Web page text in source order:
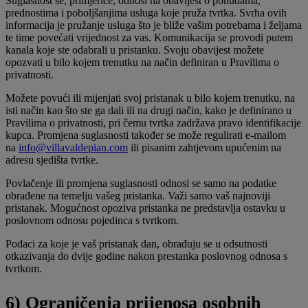
prednostima i poboljšanjima usluga koje pruža tvrtka. Svrha ovih
informacija je pružanje usluga što je bliže vašim potrebama i željama
te time povećati vrijednost za vas. Komunikacija se provodi putem
kanala koje ste odabrali u pristanku. Svoju obavijest možete
opozvati u bilo kojem trenutku na način definiran u Pravilima o
privatnosti.
Možete povući ili mijenjati svoj pristanak u bilo kojem trenutku, na
isti način kao što ste ga dali ili na drugi način, kako je definirano u
Pravilima o privatnosti, pri čemu tvrtka zadržava pravo identifikacije
kupca. Promjena suglasnosti također se može regulirati e-mailom
na info@villavaldepian.com ili pisanim zahtjevom upućenim na
adresu sjedišta tvrtke.
Povlačenje ili promjena suglasnosti odnosi se samo na podatke
obrađene na temelju vašeg pristanka. Važi samo vaš najnoviji
pristanak. Mogućnost opoziva pristanka ne predstavlja ostavku u
poslovnom odnosu pojedinca s tvrtkom.
Podaci za koje je vaš pristanak dan, obrađuju se u odsutnosti
otkazivanja do dvije godine nakon prestanka poslovnog odnosa s
tvrtkom.
6) Ograničenja prijenosa osobnih